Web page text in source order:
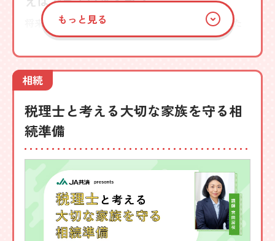
将来のお金に関する不安を少しでもやわらげるた
め、資産づくりを始めたい方や、ゆとりあるセカ
ンドライフ（老後）を送るための準備に使える商
品・制度のことを知りたい方に向けた講座です。
講師
CFP®・生活経済ジャーナリスト
詳しく見る
もっと見る
相続
税理士と考える大切な家族を守る相
続準備